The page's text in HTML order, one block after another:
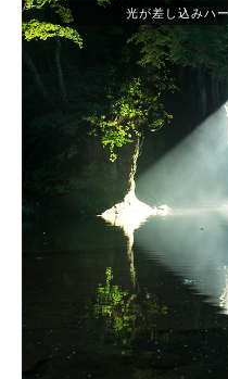
光が差し込みハ